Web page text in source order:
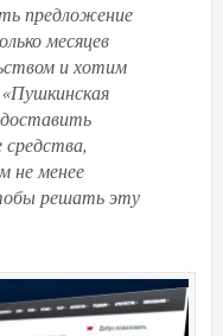
предложение
месяцев
и хотим
не менее
решать эту